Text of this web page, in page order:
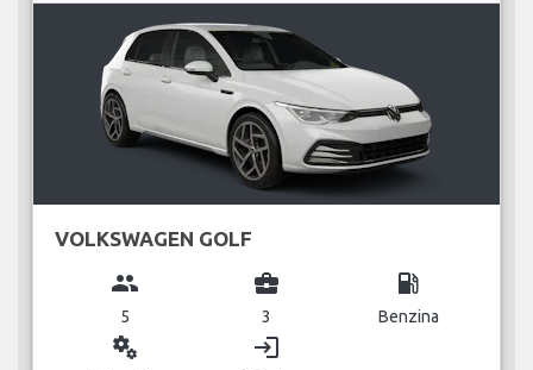
VOLKSWAGEN GOLF
group
5
business_center
3
local_gas_station
Benzina
miscellaneous_services login